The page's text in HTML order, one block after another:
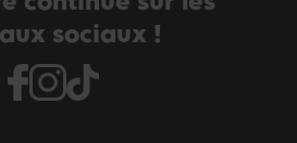
sociaux !